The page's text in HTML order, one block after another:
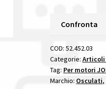
Alluminio
10
1/4
X
11
Confronta
COD: 52.452.03
Categorie:
Tag: Per motori
Marchio: Osculati,